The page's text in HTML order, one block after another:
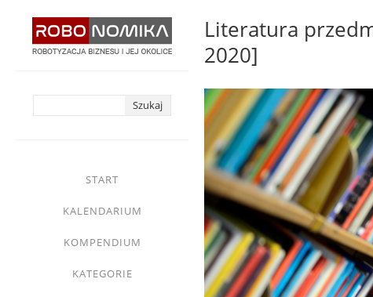
START
KALENDARIUM
KOMPENDIUM
KATEGORIE
Literatura
2020]